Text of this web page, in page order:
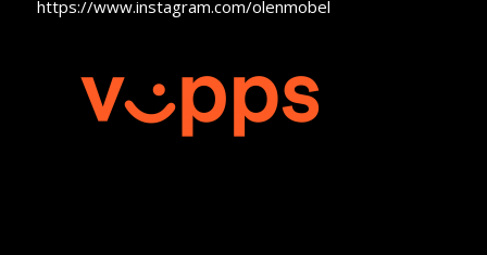
https://www.instagram.com/olenmobel